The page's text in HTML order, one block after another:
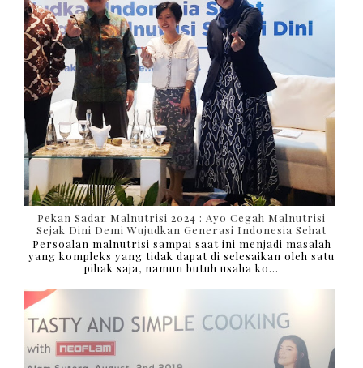
Pekan Sadar Malnutrisi 2024 : Ayo Cegah Malnutrisi
Sejak Dini Demi Wujudkan Generasi Indonesia Sehat
Persoalan malnutrisi sampai saat ini menjadi masalah
yang kompleks yang tidak dapat di selesaikan oleh satu
pihak saja, namun butuh usaha ko...